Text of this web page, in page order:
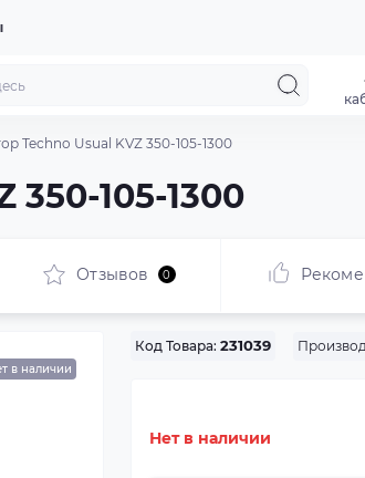
Techno Usual KVZ 350-105-1300
350-105-1300
Отзывов 0
в наличии
Код Товара: 231039
Нет в наличии